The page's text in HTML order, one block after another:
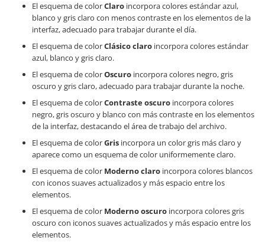
El esquema de colorClaro incorpora colores estándar azul,
blanco y gris claro con menos contraste en los elementos de la
interfaz, adecuado para trabajar durante el día.
El esquema de colorClásico claro incorpora colores estándar
azul, blanco y gris claro.
El esquema de colorOscuro incorpora colores negro, gris
oscuro y gris claro, adecuado para trabajar durante la noche.
El esquema de colorContraste oscuro incorpora colores
negro, gris oscuro y blanco con más contraste en los elementos
de la interfaz, destacando el área de trabajo del archivo.
El esquema de colorGris incorpora un color gris más claro y
aparece como un esquema de color uniformemente claro.
El esquema de color Moderno claro incorpora colores blancos
con iconos suaves actualizados y más espacio entre los
elementos.
El esquema de color Moderno oscuro incorpora colores gris
oscuro con iconos suaves actualizados y más espacio entre los
elementos.